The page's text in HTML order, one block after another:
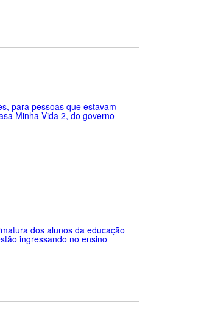
para pessoas que estavam
Minha Vida 2, do governo
dos alunos da educação
ingressando no ensino